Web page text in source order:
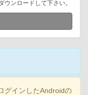
ンロードして下さい。
グインしたAndroidの